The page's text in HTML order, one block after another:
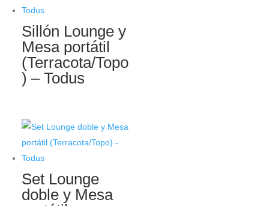
Sillón Lounge y
Mesa portátil
(Terracota/Topo
) – Todus
Set Lounge
doble y Mesa